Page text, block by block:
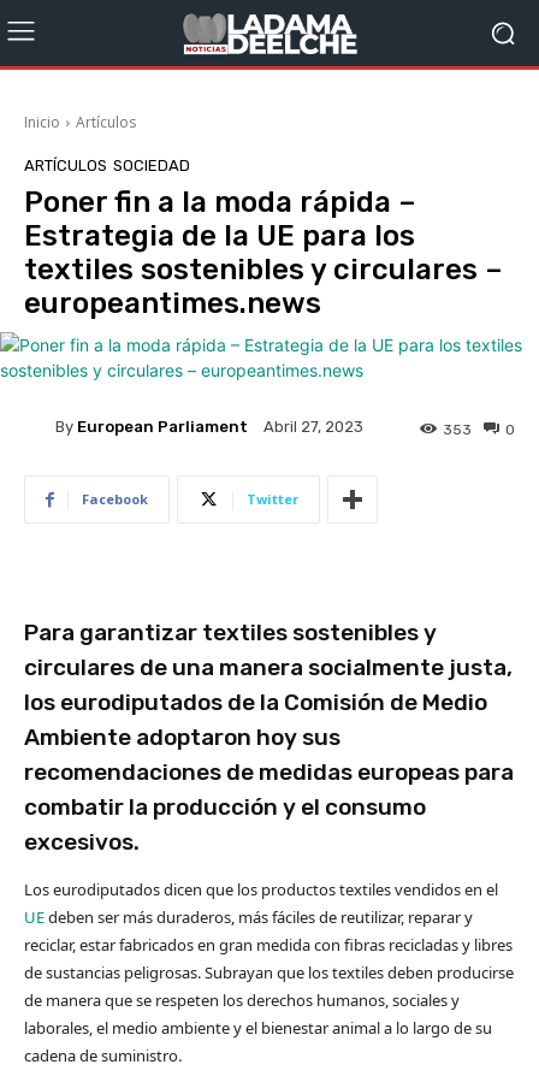
Inicio Artículos
ARTÍCULOS SOCIEDAD
Poner fin a la moda rápida –
Estrategia de la UE para los
textiles sostenibles y circulares –
europeantimes.news
By European Parliament Abril 27, 2023 0
353
Facebook Twitter
Para garantizar textiles sostenibles y
circulares de una manera socialmente justa,
los eurodiputados de la Comisión de Medio
Ambiente adoptaron hoy sus
recomendaciones de medidas europeas para
combatir la producción y el consumo
excesivos.
Los eurodiputados dicen que los productos textiles vendidos en el
UEdeben ser más duraderos, más fáciles de reutilizar, reparar y
reciclar, estar fabricados en gran medida con fibras recicladas y libres
de sustancias peligrosas. Subrayan que los textiles deben producirse
de manera que se respeten los derechos humanos, sociales y
laborales, el medio ambiente y el bienestar animal a lo largo de su
cadena de suministro.